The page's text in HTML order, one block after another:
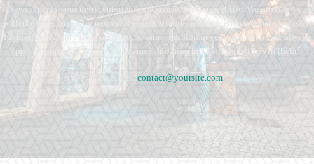
Newspaper is your news, entertainment, music fashion website. We provide you
with the latest breaking news and videos straight from the entertainment industry.
Fashion fades, only style remains the same. Fashion never stops. There are always
projects, opportunities. Clothes mean nothing until someone lives in them.
Contact us: contact@yoursite.com